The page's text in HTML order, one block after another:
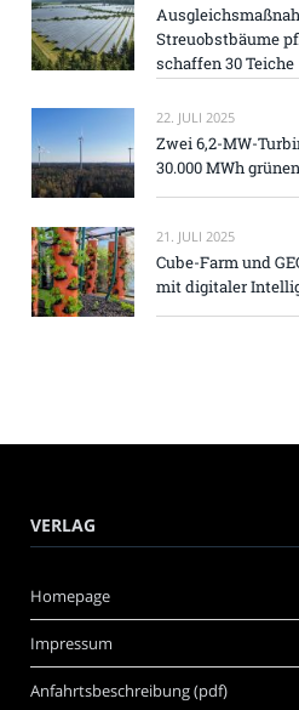
Streuobstbäume
schaffen 30 Teiche
22. JULI 2025
Zwei 6,2-MW-
30.000 MWh
21. JULI 2025
Cube-Farm und
mit digitaler
VERLAG
Homepage
Impressum
Anfahrtsbeschreibung (pdf)